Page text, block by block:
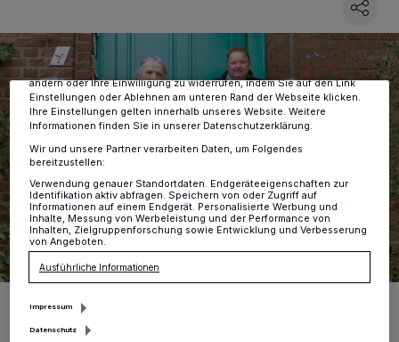
Der neue Vorstand stellt sich vor: Alexander Schulze, Vorsitzender
des Vorstands, Michael Funcke-Bartz, Stellvertreter, Prof. Dr. Klaus
R. Lunau (von hinten nach vorn) .
Zwecke. Wenn Tracker deaktiviert sind, sind manche Inhalte und
Anzeigen möglicherweise nicht mehr so relevant für Sie. Sie können
dieses Menü jederzeit wieder aufrufen, um Ihre Einstellungen zu
ändern oder Ihre Einwilligung zu widerrufen, indem Sie auf den Link
Einstellungen oder Ablehnen am unteren Rand der Webseite klicken.
Ihre Einstellungen gelten innerhalb unseres Website. Weitere
Informationen finden Sie in unserer Datenschutzerklärung.
Wir und unsere Partner verarbeiten Daten, um Folgendes
bereitzustellen:
Verwendung genauer Standortdaten. Endgeräteeigenschaften zur
Identifikation aktiv abfragen. Speichern von oder Zugriff auf
Informationen auf einem Endgerät. Personalisierte Werbung und
Inhalte, Messung von Werbeleistung und der Performance von
Inhalten, Zielgruppenforschung sowie Entwicklung und Verbesserung
von Angeboten.
Ausführliche Informationen
Impressum
Datenschutz